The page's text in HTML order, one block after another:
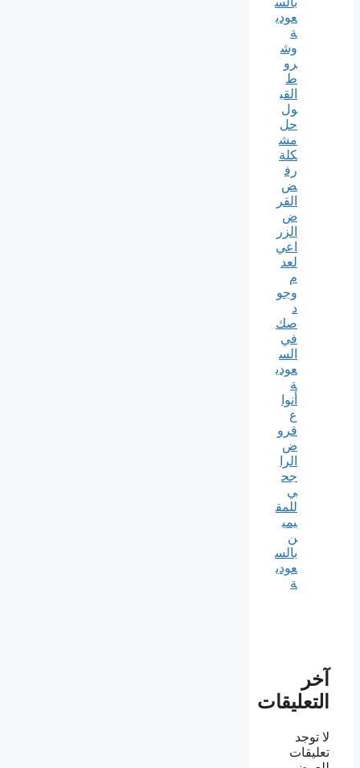
عودي
ة
وش
رو
ط
القب
ول
حل
مش
كلة
رف
ض
القر
ض
الزر
اعي
لعد
م
وجو
د
صك
في
الس
عودي
ة
أنوا
ع
قرو
ض
الرا
جح
ي
للمق
يمي
ن
بالس
عودي
ة
آخر
التعليقات
لا توجد
تعليقات